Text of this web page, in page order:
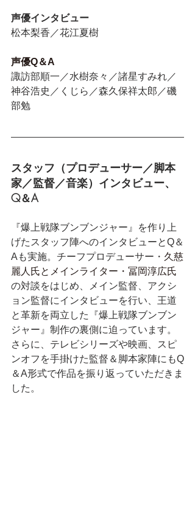
声優インタビュー
松本梨香／花江夏樹
声優Q＆A
諏訪部順一／水樹奈々／諸星すみれ／
神谷浩史／くじら／森久保祥太郎／磯
部勉
スタッフ（プロデューサー／脚本
家／監督／音楽）インタビュー、
Q＆A
『爆上戦隊ブンブンジャー』を作り上
げたスタッフ陣へのインタビューとQ＆
Aも実施。チーフプロデューサー・ 久慈
麗人氏とメインライター・冨岡淳広氏
の対談をはじめ、メイン監督、アクシ
ョン監督にインタビューを行い、王道
と革新を両立した『爆上戦隊ブンブン
ジャー』制作の裏側に迫っています。
さらに、テレビシリーズや映画、スピ
ンオフを手掛けた監督＆脚本家陣にもQ
＆A形式で作品を振り返っていただきま
した。